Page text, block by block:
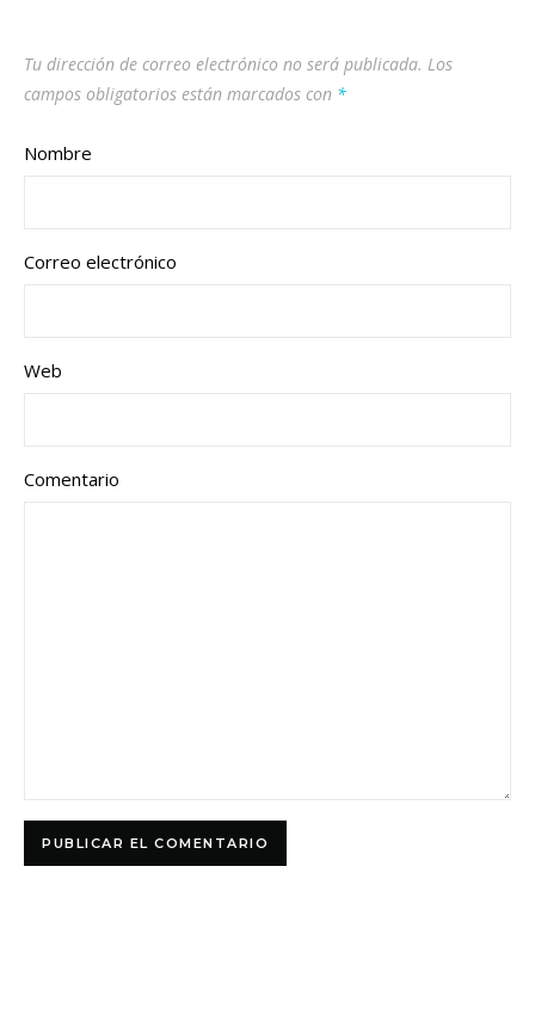
Tu dirección de correo electrónico no será publicada. Los
campos obligatorios están marcados con *
Nombre
Correo electrónico
Web
Comentario